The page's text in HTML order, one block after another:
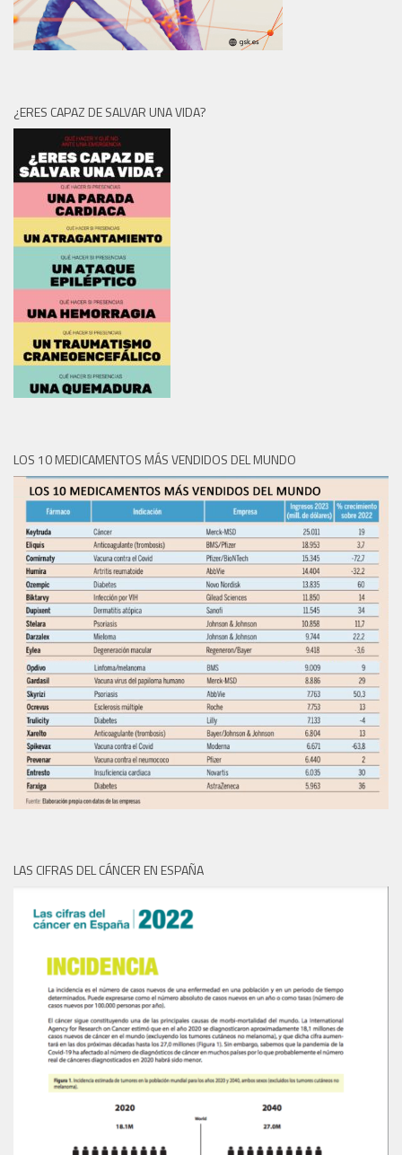
¿ERES CAPAZ DE SALVAR UNA VIDA?
LOS 10 MEDICAMENTOS MÁS VENDIDOS DEL MUNDO
LAS CIFRAS DEL CÁNCER EN ESPAÑA